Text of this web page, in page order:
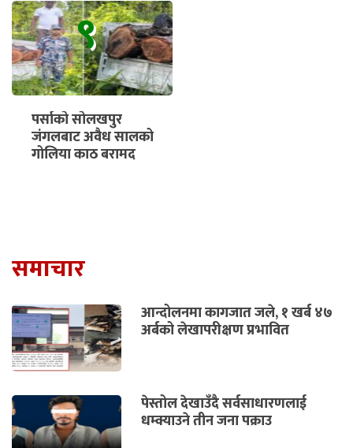
९
पर्साको सोलखपुर
जंगलबाट अवैध सालको
गोलिया काठ बरामद
समाचार
आन्दोलनमा कागजात जले, १ खर्ब ४७
अर्बको लेखापरीक्षण प्रभावित
पेस्तोल देखाउँदै सर्वसाधारणलाई
धम्क्याउने तीन जना पक्राउ